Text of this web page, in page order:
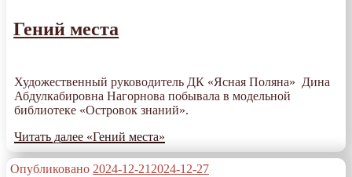
Гений места
Художественный руководитель ДК «Ясная Поляна» Дина
Абдулкабировна Нагорнова побывала в модельной
библиотеке «Островок знаний».
Читать далее «Гений места»
Опубликовано 2024-12-21 2024-12-27